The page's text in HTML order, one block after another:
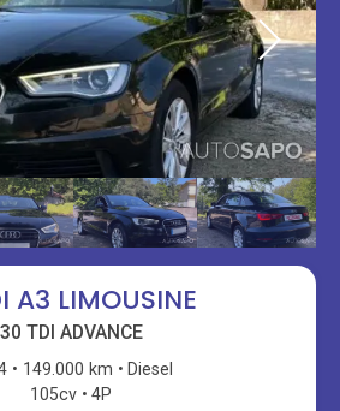
A3 LIMOUSINE
30 TDI ADVANCE
149.000 km
Diesel
105cv
4P